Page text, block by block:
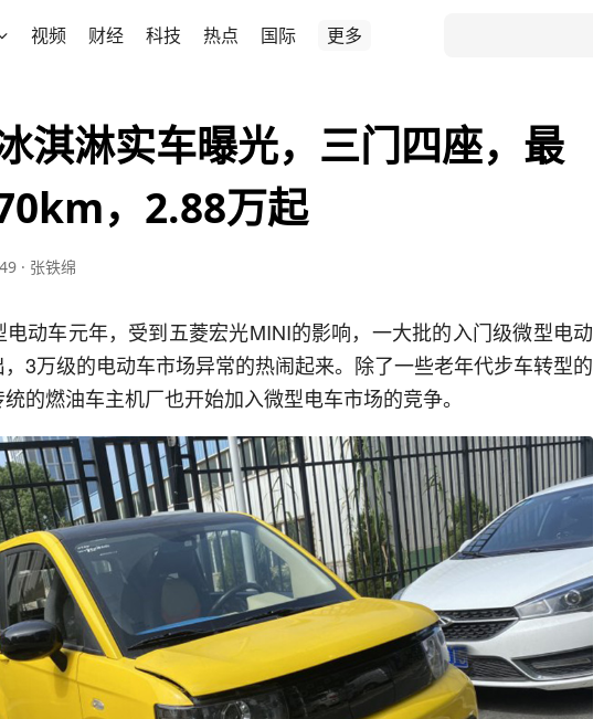
视频 财经 科技 热点 国际 更多
淇淋实车曝光，三门四座，最
，2.88万起
· 张铁绵
动车元年，受到五菱宏光MINI的影响，一大批的入门级微型电动
3万级的电动车市场异常的热闹起来。除了一些老年代步车转型的
的燃油车主机厂也开始加入微型电车市场的竞争。